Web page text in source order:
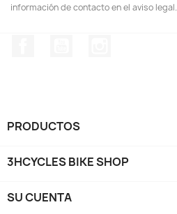
información de contacto en el aviso legal.
PRODUCTOS
3HCYCLES BIKE SHOP
SU CUENTA